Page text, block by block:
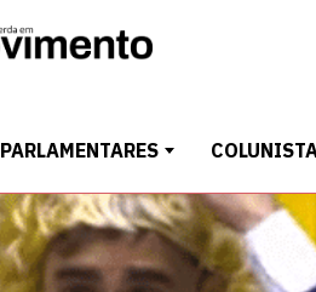
PARLAMENTARES